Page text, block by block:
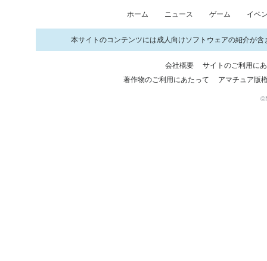
ホーム ニュース ゲーム イベ
本サイトのコンテンツには成人向けソフトウェアの紹介が
会社概要
サイトのご利用に
著作物のご利用にあたって
アマチュア版